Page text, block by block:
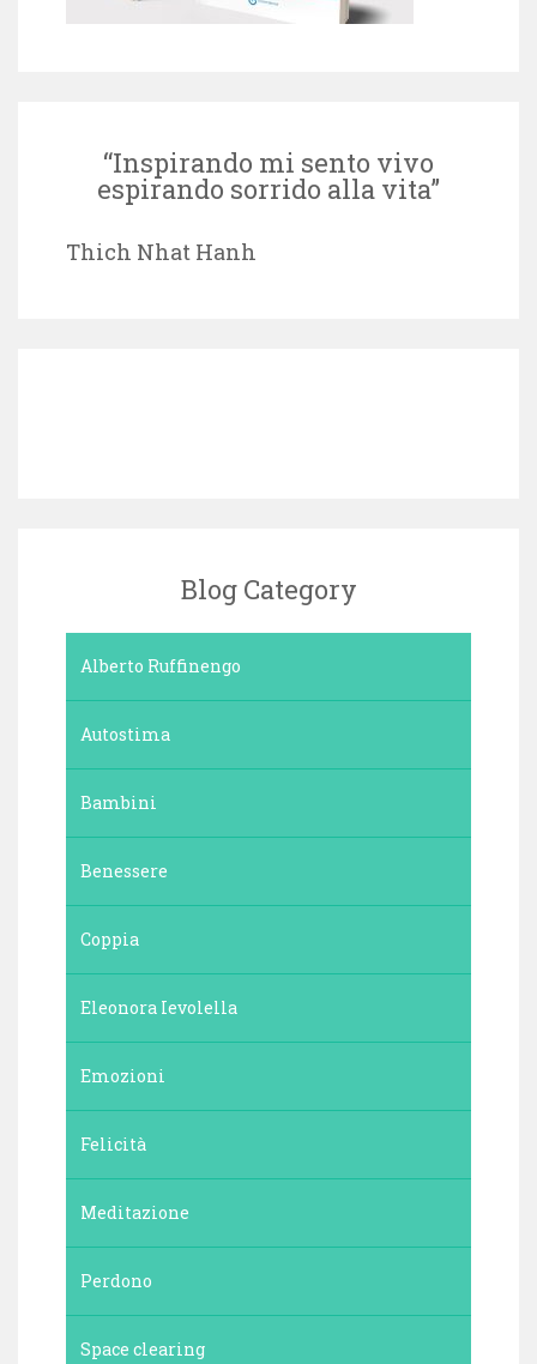
“Inspirando mi sento vivo
espirando sorrido alla vita”
Thich Nhat Hanh
Blog Category
Alberto Ruffinengo
Autostima
Bambini
Benessere
Coppia
Eleonora Ievolella
Emozioni
Felicità
Meditazione
Perdono
Space clearing